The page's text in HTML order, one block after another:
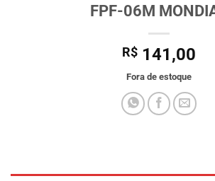
FPF-06M
R$ 141,00
Fora de estoque